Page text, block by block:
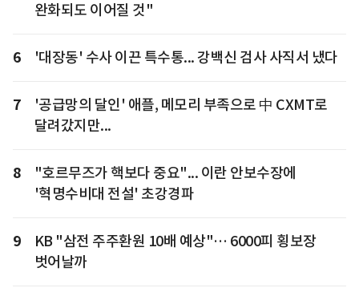
완화되도 이어질 것"
6 '대장동' 수사 이끈 특수통... 강백신 검사 사직서 냈다
7
'공급망의 달인' 애플, 메모리 부족으로 中 CXMT로
달려갔지만...
8
"호르무즈가 핵보다 중요"... 이란 안보수장에
'혁명수비대 전설' 초강경파
9
KB "삼전 주주환원 10배 예상"… 6000피 횡보장
벗어날까